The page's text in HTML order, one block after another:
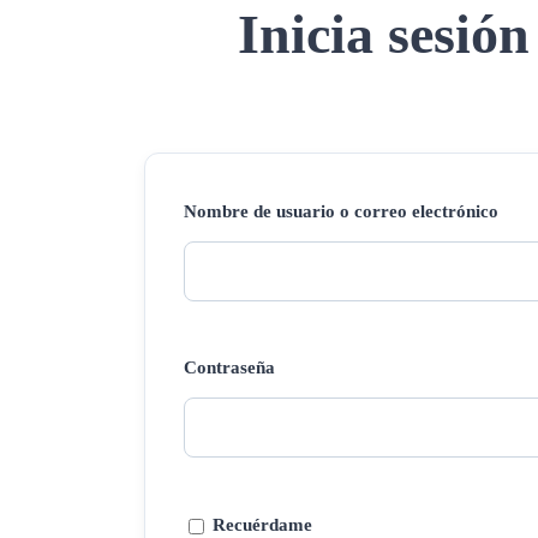
Inicia sesión
Nombre de usuario o correo electrónico
Contraseña
Recuérdame